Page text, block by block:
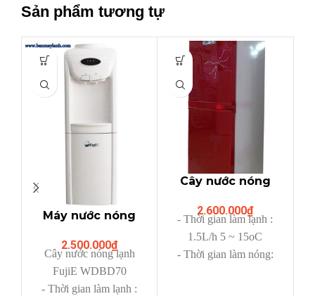
Sản phẩm tương tự
Máy nước nóng
WDBY70
2.500.000₫
Cây nước nóng lạnh
FujiE WDBD70
- Thời gian làm lạnh :
Cây nước nóng
WD1011BRC
2.600.000₫
- Thời gian làm lạnh :
1.5L/h 5 ~ 15oC
- Thời gian làm nóng: